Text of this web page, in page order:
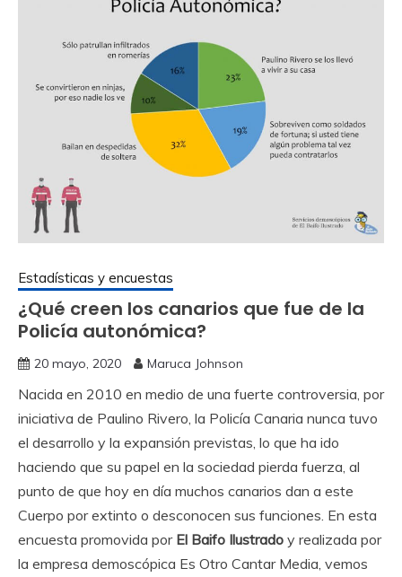
Estadísticas y encuestas
¿Qué creen los canarios que fue de la
Policía autonómica?
20 mayo, 2020 Maruca Johnson
Nacida en 2010 en medio de una fuerte controversia, por
iniciativa de Paulino Rivero, la Policía Canaria nunca tuvo
el desarrollo y la expansión previstas, lo que ha ido
haciendo que su papel en la sociedad pierda fuerza, al
punto de que hoy en día muchos canarios dan a este
Cuerpo por extinto o desconocen sus funciones. En esta
encuesta promovida por El Baifo Ilustrado y realizada por
la empresa demoscópica Es Otro Cantar Media, vemos